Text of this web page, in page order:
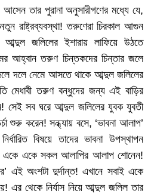
আসেন তার পুরানা অনুসারীগণের মধ্যে যে,
রাষ্ট্রব্যবস্থা! তরুণেরা চিরকাল আগুন
জলিলের ইশারায় লাফিয়ে উঠতে
আহ্বান তরুণ চিন্তকদের চিন্তার জলে
দলে নেমে আসতে থাকে আব্দুল জলিলের
মেধাবী তরুণ বন্ধুদের জন্য এই বাড়ির
সেই সব ঘরে আব্দুল জলিলের যুবক যুবতী
শুরু করেন! সন্ধ্যায় বসে, ‘ভাবনা আলাপ’
বিষয়ে তাদের ভাবনা উপস্থাপন
একে একে সকল আলাপির আলাপ শোনেন!
এই অংশটা দুর্দান্ত! এখানে সবাই একে
এর থেকে নির্যাস নিয়ে আব্দুল জলিল তার